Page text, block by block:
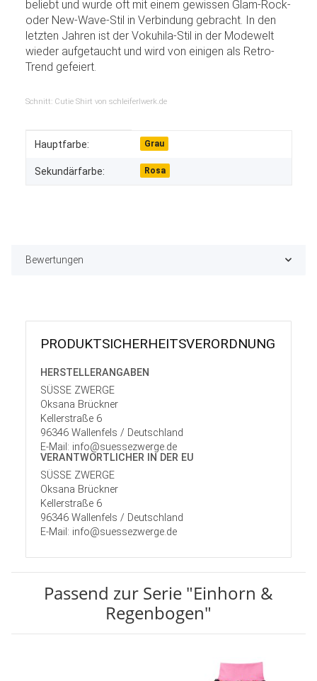
beliebt und wurde oft mit einem gewissen Glam-Rock-
oder New-Wave-Stil in Verbindung gebracht. In den
letzten Jahren ist der Vokuhila-Stil in der Modewelt
wieder aufgetaucht und wird von einigen als Retro-
Trend gefeiert.
Schnitt: Cutie Shirt von schleiferlwerk.de
Produkteigenschaft
Wert
Hauptfarbe: Grau
Sekundärfarbe: Rosa
Bewertungen
PRODUKT­SICHER­HEITS­VER­ORD­NUNG
HERSTELLER­ANGABEN
SÜSSE ZWERGE
Oksana Brückner
Kellerstraße 6
96346 Wallenfels / Deutschland
E-Mail: info@suessezwerge.de
VERANTWORT­LICHER IN DER EU
SÜSSE ZWERGE
Oksana Brückner
Kellerstraße 6
96346 Wallenfels / Deutschland
E-Mail: info@suessezwerge.de
Passend zur Serie "Einhorn &
Regenbogen"